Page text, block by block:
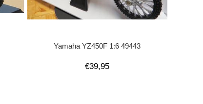
Yamaha YZ450F 1:6 49443
€39,95